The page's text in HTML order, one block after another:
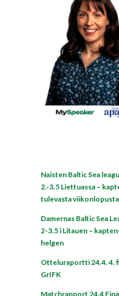
Naisten Baltic Sea
2.-3.5 Liettuassa –
tulevasta viikonlopusta
Damernas Baltic Sea
2-3.5 i Litauen –
helgen
Otteluraportti 24.4. 4.
GrIFK
Matchrapport 24.4